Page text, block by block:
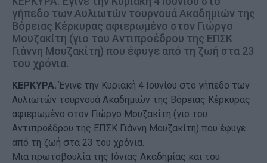
γήπεδο των Αυλιωτών τουρνουά Ακαδημιών της
Βόρειας Κέρκυρας αφιερωμένο στον Γιώργο
Μουζακίτη (γιο του Αντιπροέδρου της ΕΠΣΚ
Γιάννη Μουζακίτη) που έφυγε από τη ζωή στα 23
του χρόνια.
ΚΕΡΚΥΡΑ.Έγινε την Κυριακή 4 Ιουνίου στο γήπεδο των
Αυλιωτών τουρνουά Ακαδημιών της Βόρειας Κέρκυρας
αφιερωμένο στον Γιώργο Μουζακίτη (γιο του
Αντιπροέδρου της ΕΠΣΚ Γιάννη Μουζακίτη) που έφυγε
από τη ζωή στα 23 του χρόνια.
Μια πρωτοβουλία της Ιόνιας Ακαδημίας και του